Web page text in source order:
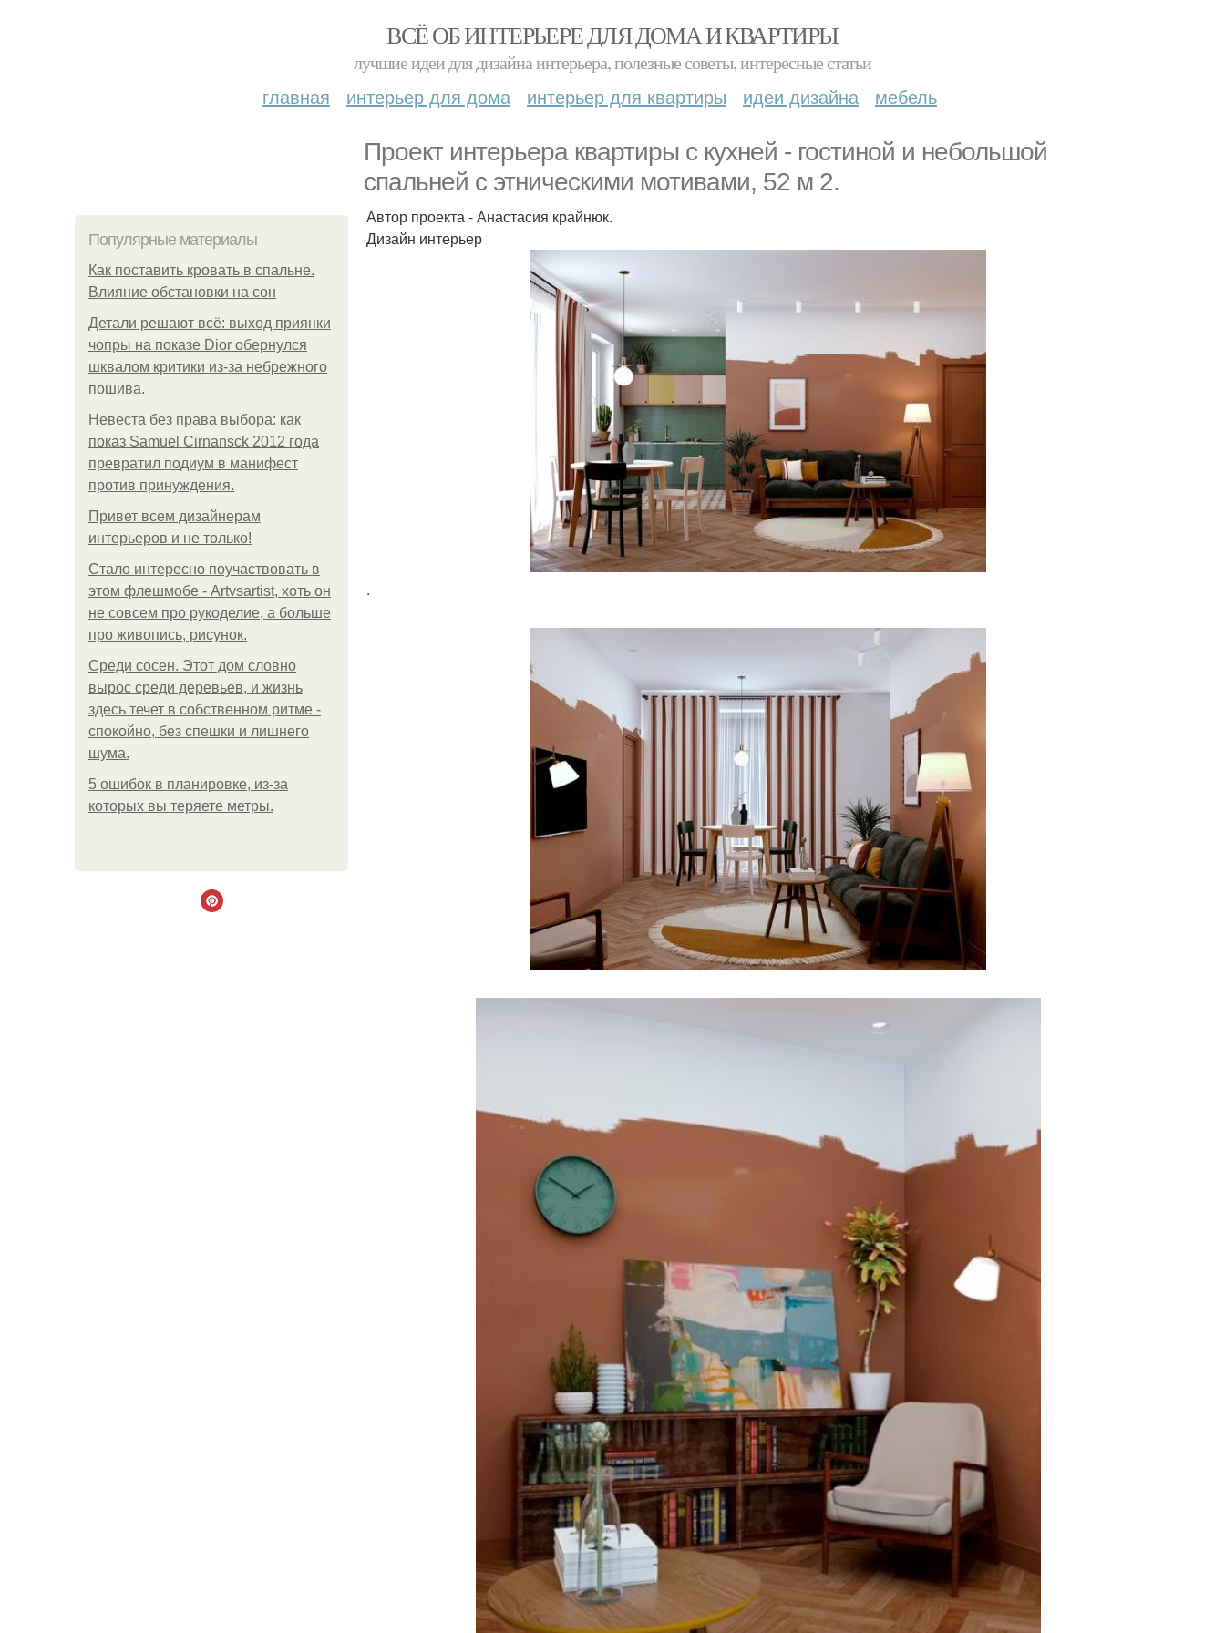
ВСЁ ОБ ИНТЕРЬЕРЕ ДЛЯ ДОМА И КВАРТИРЫ
лучшие идеи для дизайна интерьера, полезные советы, интересные статьи
главная интерьер для дома интерьер для квартиры идеи дизайна мебель
Проект интерьера квартиры с кухней - гостиной и небольшой
спальней с этническими мотивами, 52 м 2.
Популярные материалы
Как поставить кровать в спальне.
Влияние обстановки на сон
Детали решают всё: выход приянки
чопры на показе Dior обернулся
шквалом критики из-за небрежного
пошива.
Невеста без права выбора: как
показ Samuel Cirnansck 2012 года
превратил подиум в манифест
против принуждения.
Привет всем дизайнерам
интерьеров и не только!
Стало интересно поучаствовать в
этом флешмобе - Artvsartist, хоть он
не совсем про рукоделие, а больше
про живопись, рисунок.
Среди сосен. Этот дом словно
вырос среди деревьев, и жизнь
здесь течет в собственном ритме -
спокойно, без спешки и лишнего
шума.
5 ошибок в планировке, из-за
которых вы теряете метры.
Автор проекта - Анастасия крайнюк.
Дизайн интерьер
.